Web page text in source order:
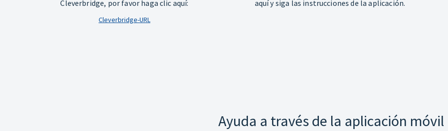
Cleverbridge, por favor haga clic aquí:
Cleverbridge-URL
aquí y siga las instrucciones de la aplicación.
Ayuda a través de la aplicación móvil